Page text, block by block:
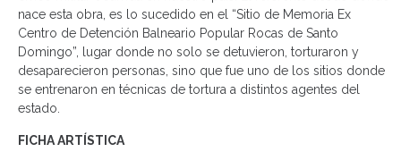
nace esta obra, es lo sucedido en el “Sitio de Memoria Ex
Centro de Detención Balneario Popular Rocas de Santo
Domingo”, lugar donde no solo se detuvieron, torturaron y
desaparecieron personas, sino que fue uno de los sitios donde
se entrenaron en técnicas de tortura a distintos agentes del
estado.
FICHA ARTÍSTICA